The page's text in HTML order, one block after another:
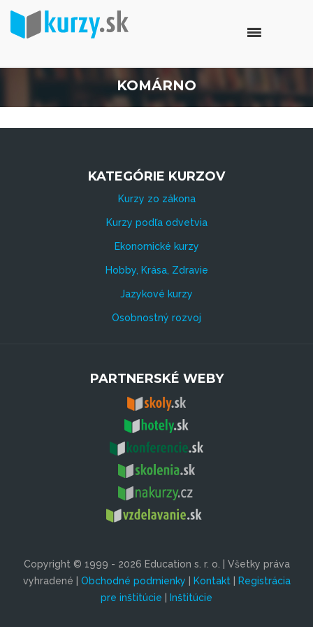
KOMÁRNO
KATEGÓRIE KURZOV
Kurzy zo zákona
Kurzy podľa odvetvia
Ekonomické kurzy
Hobby, Krása, Zdravie
Jazykové kurzy
Osobnostný rozvoj
PARTNERSKÉ WEBY
Copyright © 1999 - 2026 Education s. r. o. | Všetky práva
vyhradené | Obchodné podmienky Kontakt|
Registrácia
pre inštitúcie
Inštitúcie